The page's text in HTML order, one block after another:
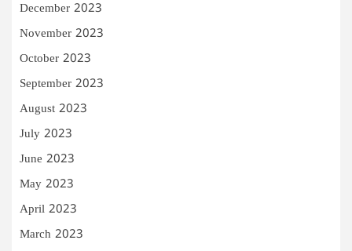
December 2023
November 2023
October 2023
September 2023
August 2023
July 2023
June 2023
May 2023
April 2023
March 2023